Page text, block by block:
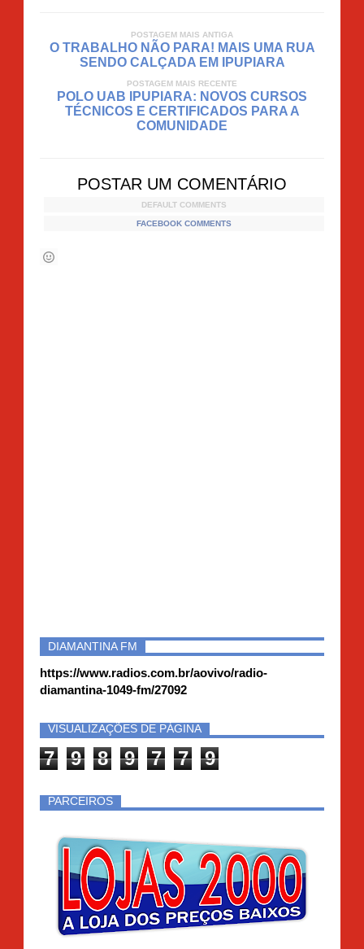
POSTAGEM MAIS ANTIGA
O TRABALHO NÃO PARA! MAIS UMA RUA
SENDO CALÇADA EM IPUPIARA
POSTAGEM MAIS RECENTE
POLO UAB IPUPIARA: NOVOS CURSOS
TÉCNICOS E CERTIFICADOS PARA A
COMUNIDADE
POSTAR UM COMENTÁRIO
DEFAULT COMMENTS
FACEBOOK COMMENTS
DIAMANTINA FM
https://www.radios.com.br/aovivo/radio-
diamantina-1049-fm/27092
VISUALIZAÇÕES DE PÁGINA
7 9 8 9 7 7 9
PARCEIROS